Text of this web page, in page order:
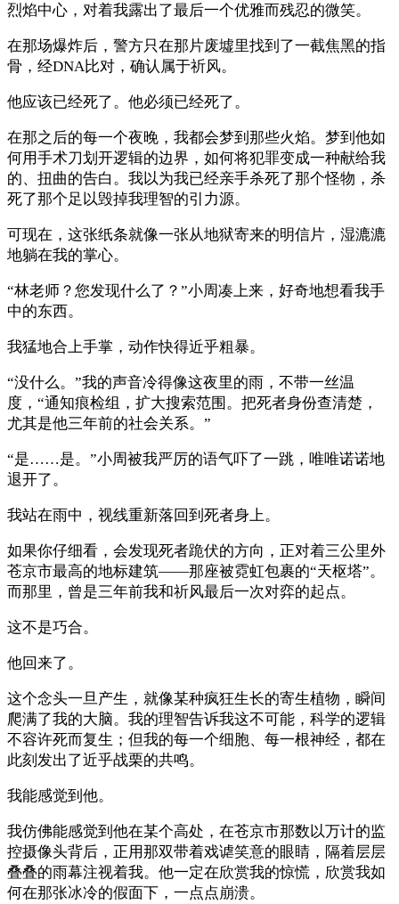
烈焰中心，对着我露出了最后一个优雅而残忍的微笑。
在那场爆炸后，警方只在那片废墟里找到了一截焦黑的指
骨，经DNA比对，确认属于祈风。
他应该已经死了。他必须已经死了。
在那之后的每一个夜晚，我都会梦到那些火焰。梦到他如
何用手术刀划开逻辑的边界，如何将犯罪变成一种献给我
的、扭曲的告白。我以为我已经亲手杀死了那个怪物，杀
死了那个足以毁掉我理智的引力源。
可现在，这张纸条就像一张从地狱寄来的明信片，湿漉漉
地躺在我的掌心。
“林老师？您发现什么了？”小周凑上来，好奇地想看我手
中的东西。
我猛地合上手掌，动作快得近乎粗暴。
“没什么。”我的声音冷得像这夜里的雨，不带一丝温
度，“通知痕检组，扩大搜索范围。把死者身份查清楚，
尤其是他三年前的社会关系。”
“是……是。”小周被我严厉的语气吓了一跳，唯唯诺诺地
退开了。
我站在雨中，视线重新落回到死者身上。
如果你仔细看，会发现死者跪伏的方向，正对着三公里外
苍京市最高的地标建筑——那座被霓虹包裹的“天枢塔”。
而那里，曾是三年前我和祈风最后一次对弈的起点。
这不是巧合。
他回来了。
这个念头一旦产生，就像某种疯狂生长的寄生植物，瞬间
爬满了我的大脑。我的理智告诉我这不可能，科学的逻辑
不容许死而复生；但我的每一个细胞、每一根神经，都在
此刻发出了近乎战栗的共鸣。
我能感觉到他。
我仿佛能感觉到他在某个高处，在苍京市那数以万计的监
控摄像头背后，正用那双带着戏谑笑意的眼睛，隔着层层
叠叠的雨幕注视着我。他一定在欣赏我的惊慌，欣赏我如
何在那张冰冷的假面下，一点点崩溃。